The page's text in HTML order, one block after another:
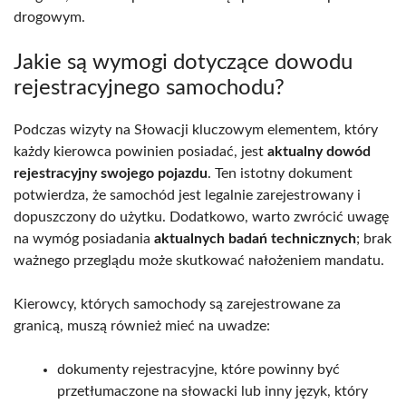
drogowym.
Jakie są wymogi dotyczące dowodu
rejestracyjnego samochodu?
Podczas wizyty na Słowacji kluczowym elementem, który
każdy kierowca powinien posiadać, jest aktualny dowód
rejestracyjny swojego pojazdu. Ten istotny dokument
potwierdza, że samochód jest legalnie zarejestrowany i
dopuszczony do użytku. Dodatkowo, warto zwrócić uwagę
na wymóg posiadania aktualnych badań technicznych; brak
ważnego przeglądu może skutkować nałożeniem mandatu.
Kierowcy, których samochody są zarejestrowane za
granicą, muszą również mieć na uwadze:
dokumenty rejestracyjne, które powinny być
przetłumaczone na słowacki lub inny język, który